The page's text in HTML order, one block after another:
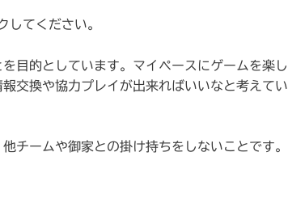
てください。
目的としています。マイペースにゲームを楽し
交換や協力プレイが出来ればいいなと考えてい
チームや御家との掛け持ちをしないことです。